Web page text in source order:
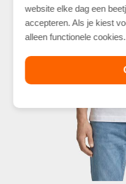
website elke dag een
accepteren. Als je kiest
alleen functionele cookies.